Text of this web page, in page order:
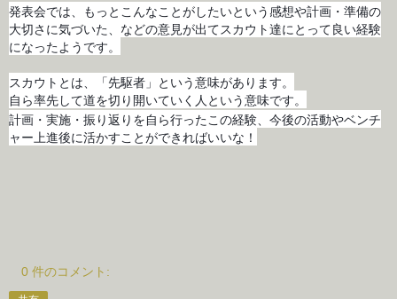
発表会では、もっとこんなことがしたいという感想や計画・準備の
大切さに気づいた、などの意見が出てスカウト達にとって良い経験
になったようです。
スカウトとは、「先駆者」という意味があります。
自ら率先して道を切り開いていく人という意味です。
計画・実施・振り返りを自ら行ったこの経験、今後の活動やベンチ
ャー上進後に活かすことができればいいな！
0 件のコメント: